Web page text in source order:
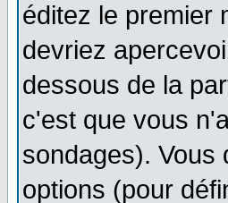
éditez le premier
devriez
dessous de la
c'est que vous
sondages). Vous
options (pour